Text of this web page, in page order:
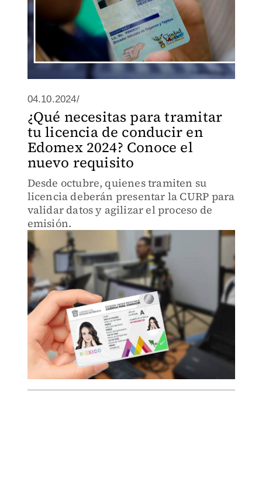
04.10.2024/
¿Qué necesitas para tramitar
tu licencia de conducir en
Edomex 2024? Conoce el
nuevo requisito
Desde octubre, quienes tramiten su
licencia deberán presentar la CURP para
validar datos y agilizar el proceso de
emisión.